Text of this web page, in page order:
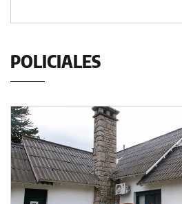
POLICIALES